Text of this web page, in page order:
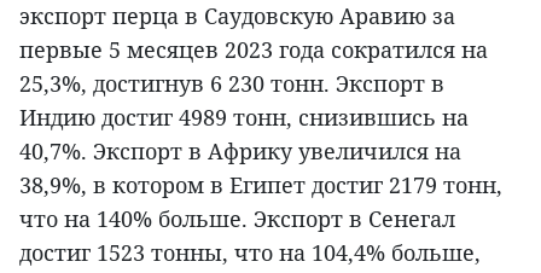
экспорт перца в Саудовскую Аравию за
первые 5 месяцев 2023 года сократился на
25,3%, достигнув 6 230 тонн. Экспорт в
Индию достиг 4989 тонн, снизившись на
40,7%. Экспорт в Африку увеличился на
38,9%, в котором в Египет достиг 2179 тонн,
что на 140% больше. Экспорт в Сенегал
достиг 1523 тонны, что на 104,4% больше,